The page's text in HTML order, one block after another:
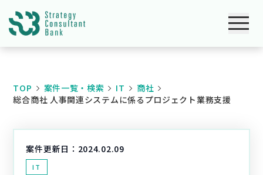
TOP 案件一覧・検索 IT
商社
総合商社 人事関連システムに係るプロジェクト業務支援
案件更新日： 2024.02.09
IT